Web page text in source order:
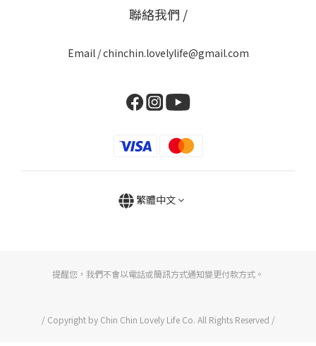
聯絡我們 /
Email / chinchin.lovelylife@gmail.com
繁體中文
提醒您，我們不會以電話或簡訊方式通知變更付款方式。
/ Copyright by Chin Chin Lovely Life Co. All Rights Reserved /